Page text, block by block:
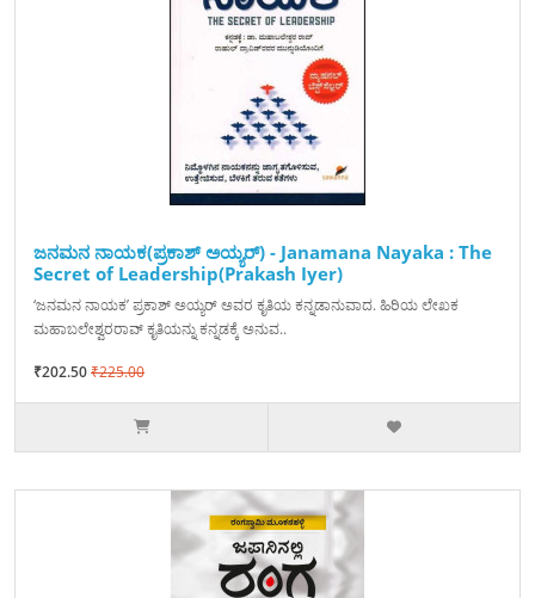
ಜನಮನ ನಾಯಕ(ಪ್ರಕಾಶ್ ಅಯ್ಯರ್) - Janamana Nayaka : The
Secret of Leadership(Prakash Iyer)
‘ಜನಮನ ನಾಯಕ’ ಪ್ರಕಾಶ್ ಅಯ್ಯರ್ ಅವರ ಕೃತಿಯ ಕನ್ನಡಾನುವಾದ. ಹಿರಿಯ ಲೇಖಕ
ಮಹಾಬಲೇಶ್ವರರಾವ್ ಕೃತಿಯನ್ನು ಕನ್ನಡಕ್ಕೆ ಅನುವ..
₹202.50₹225.00